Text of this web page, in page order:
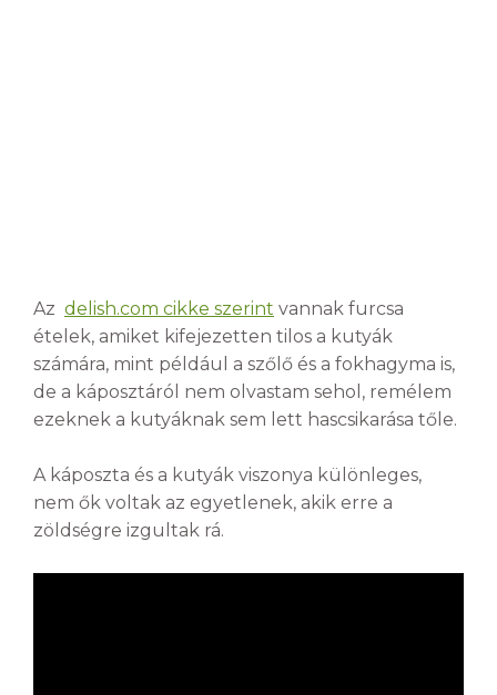
Az delish.com cikke szerint vannak furcsa
ételek, amiket kifejezetten tilos a kutyák
számára, mint például a szőlő és a fokhagyma is,
de a káposztáról nem olvastam sehol, remélem
ezeknek a kutyáknak sem lett hascsikarása tőle.
A káposzta és a kutyák viszonya különleges,
nem ők voltak az egyetlenek, akik erre a
zöldségre izgultak rá.